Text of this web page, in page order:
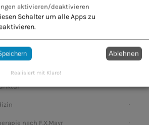
von Hund und Katze
nach F.X.Mayr
aktivieren/deaktivieren
Schalter um alle Apps zu
Ablehnen
Realisiert mit Klaro!